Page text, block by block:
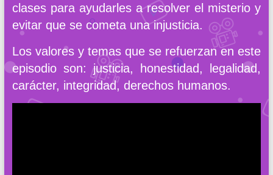
clases para ayudarles a resolver el misterio y
evitar que se cometa una injusticia.
Los valores y temas que se refuerzan en este
episodio son: justicia, honestidad, legalidad,
carácter, integridad, derechos humanos.